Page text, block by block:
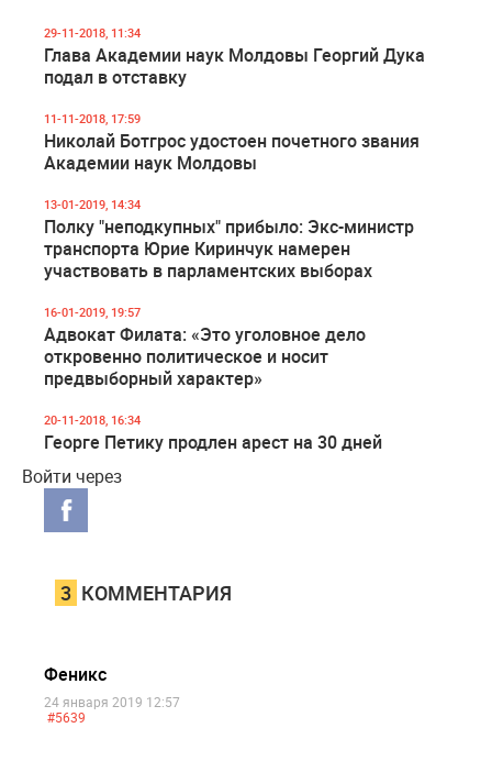
29-11-2018, 11:34
Глава Академии наук Молдовы Георгий Дука
подал в отставку
11-11-2018, 17:59
Николай Ботгрос удостоен почетного звания
Академии наук Молдовы
13-01-2019, 14:34
Полку "неподкупных" прибыло: Экс-министр
транспорта Юрие Киринчук намерен
участвовать в парламентских выборах
16-01-2019, 19:57
Адвокат Филата: «Это уголовное дело
откровенно политическое и носит
предвыборный характер»
20-11-2018, 16:34
Георге Петику продлен арест на 30 дней
Войти через
3 КОММЕНТАРИЯ
Феникс
24 января 2019 12:57
#5639